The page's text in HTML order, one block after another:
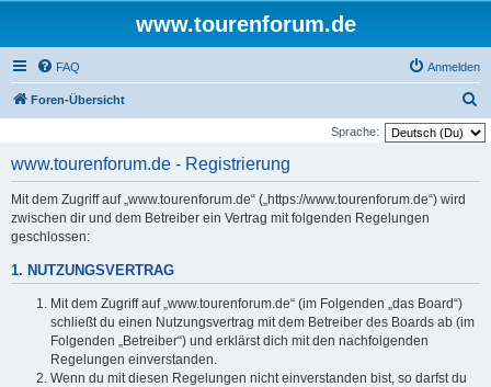
www.tourenforum.de
FAQ Anmelden
Foren-Übersicht
u
Sprache:
www.tourenforum.de - Registrierung
Mit dem Zugriff auf „www.tourenforum.de“ („https://www.tourenforum.de“) wird
zwischen dir und dem Betreiber ein Vertrag mit folgenden Regelungen
geschlossen:
1. NUTZUNGSVERTRAG
Mit dem Zugriff auf „www.tourenforum.de“ (im Folgenden „das Board“)
schließt du einen Nutzungsvertrag mit dem Betreiber des Boards ab (im
Folgenden „Betreiber“) und erklärst dich mit den nachfolgenden
Regelungen einverstanden.
Wenn du mit diesen Regelungen nicht einverstanden bist, so darfst du